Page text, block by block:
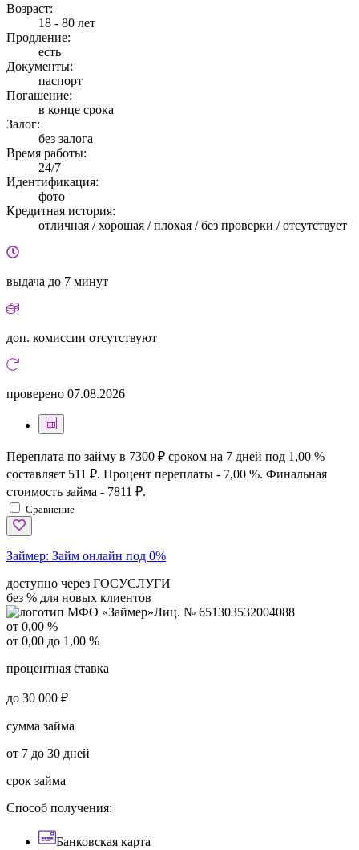
Возраст:
18 - 80 лет
Продление:
есть
Документы:
паспорт
Погашение:
в конце срока
Залог:
без залога
Время работы:
24/7
Идентификация:
фото
Кредитная история:
отличная / хорошая / плохая / без проверки / отсутствует
выдача до 7 минут
доп. комиссии отсутствуют
проверено 07.08.2026
Переплата по займу в 7300 ₽ сроком на 7 дней под 1,00 %
составляет 511 ₽. Процент переплаты - 7,00 %. Финальная
стоимость займа - 7811 ₽.
Сравнение
Займер: Займ онлайн под 0%
доступно через ГОСУСЛУГИ
без % для новых клиентов
Лиц. № 651303532004088
от 0,00 %
от 0,00 до 1,00 %
процентная ставка
до 30 000 ₽
сумма займа
от 7 до 30 дней
срок займа
Способ получения:
Банковская карта